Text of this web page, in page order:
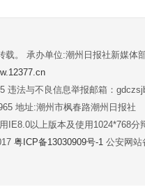
载。 承办单位:潮州日报社新媒体
违法与不良信息举报邮箱：
地址:潮州市枫春路潮州日报社
IE8.0以上版本及使用1024*768分
粤ICP备13030909号-1 公安网站